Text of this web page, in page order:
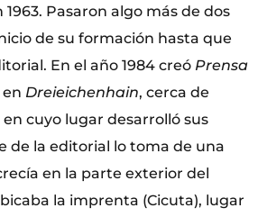
Pasaron algo más de dos
de su formación hasta que
En el año 1984 creó Prensa
Dreieichenhain, cerca de
cuyo lugar desarrolló sus
de la editorial lo toma de una
en la parte exterior del
la imprenta (Cicuta), lugar